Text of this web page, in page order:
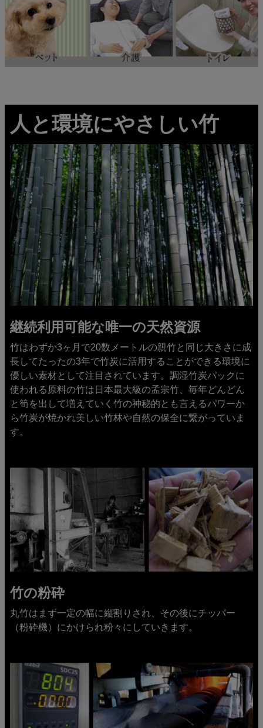
人と環境にやさしい竹
継続利用可能な唯一の天然資源
竹はわずか3ヶ月で20数メートルの親竹と同じ大きさに成
長してたったの3年で竹炭に活用することができる環境に
優しい素材として注目されています。調湿竹炭パックに
使われる原料の竹は日本最大級の孟宗竹、毎年どんどん
と筍を出して増えていく竹の神秘的とも言えるパワーか
ら竹炭が焼かれ美しい竹林や自然の保全に繋がっていま
す。
竹の粉砕
丸竹はまず一定の幅に縦割りされ、その後にチッパー
（粉砕機）にかけられ粉々にしていきます。